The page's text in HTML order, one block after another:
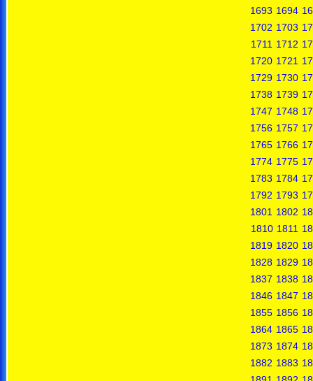
1693 1694
1702 1703
1711 1712
1720 1721
1729 1730
1738 1739
1747 1748
1756 1757
1765 1766
1774 1775
1783 1784
1792 1793
1801 1802
1810 1811
1819 1820
1828 1829
1837 1838
1846 1847
1855 1856
1864 1865
1873 1874
1882 1883